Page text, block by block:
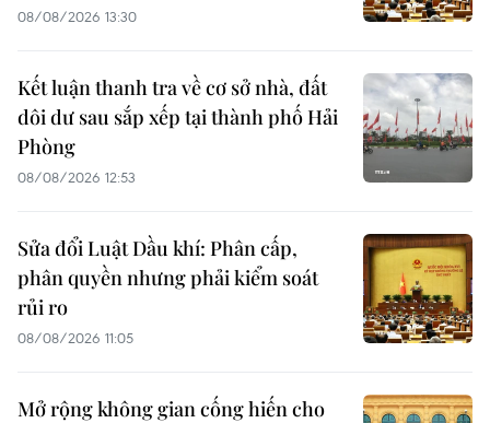
08/08/2026 13:30
Kết luận thanh tra về cơ sở nhà, đất
dôi dư sau sắp xếp tại thành phố Hải
Phòng
08/08/2026 12:53
Sửa đổi Luật Dầu khí: Phân cấp,
phân quyền nhưng phải kiểm soát
rủi ro
08/08/2026 11:05
Mở rộng không gian cống hiến cho